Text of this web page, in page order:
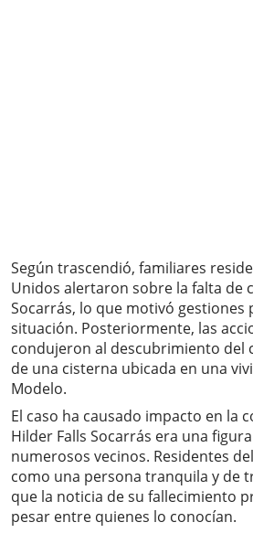
Según trascendió, familiares
Unidos alertaron sobre la falta de
Socarrás, lo que motivó gestiones
situación. Posteriormente, las
condujeron al descubrimiento del
de una cisterna ubicada en una
Modelo.
El caso ha causado impacto en la
Hilder Falls Socarrás era una
numerosos vecinos. Residentes
como una persona tranquila y de
que la noticia de su fallecimiento
pesar entre quienes lo conocían.